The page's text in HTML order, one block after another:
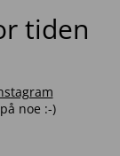
tiden
noe :-)